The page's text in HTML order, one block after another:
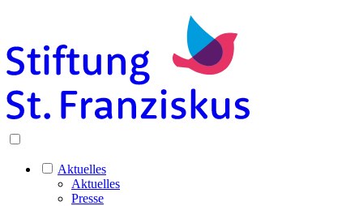
Aktuelles
Aktuelles
Presse